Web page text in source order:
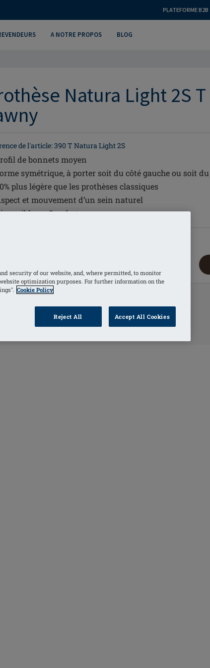
PLATEFORME B2B
A NOTRE PROPOS BLOG
Natura Light 2S
de l'article: 390 T Natura Light 2S
de bonnets moyen
symétrique, à porter soit du côté gauche ou soit
plus légère que les prothèses classiques
et mouvement d’un sein naturel
en Comfort+
TROUVER UN
POINT DE VENTE
INFORMATIONS
security of our website, and, where permitted, to monitor
optimization purposes. For further information on the
Cookie Policy
Reject All Accept All Cookies